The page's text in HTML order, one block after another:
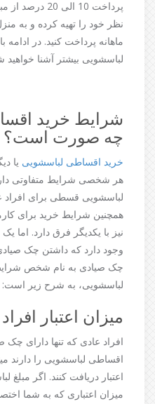
پرداخت 10 الی
نظر خود را تهیه کرده و به
ماهانه پرداخت کنید. در
لباسشویی بیشتر آشنا خواهید
شرایط خرید
چه صورت است؟
خرید اقساطی لباسشویی یا
هر شخصی شرایط متفاوتی
لباسشویی قسطی برای افراد
همچنین شرایط خرید برای
نیز با یکدیگر فرق دارد. اما
وجود دارد که داشتن چک
چک صیادی به نام شخص
لباسشویی، به شرح زیر است:
میزان اعتبار
افراد عادی که تنها دارای
اعتبار دریافت کنند. اگر مبلغ
میزان اعتباری که به شما